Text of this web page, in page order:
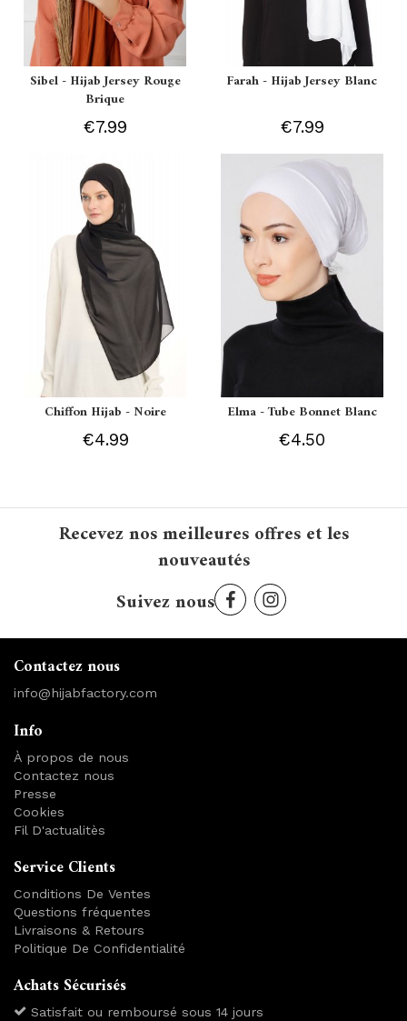
Sibel - Hijab Jersey Rouge
Brique
€7.99
Farah - Hijab Jersey Blanc
€7.99
Chiffon Hijab - Noire
€4.99
Elma - Tube Bonnet Blanc
€4.50
Recevez nos meilleures offres et les
nouveautés
Suivez nous
Contactez nous
info@hijabfactory.com
Info
À propos de nous
Contactez nous
Presse
Cookies
Fil D'actualitès
Service Clients
Conditions De Ventes
Questions fréquentes
Livraisons & Retours
Politique De Confidentialité
Achats Sécurisés
Satisfait ou remboursé sous 14 jours